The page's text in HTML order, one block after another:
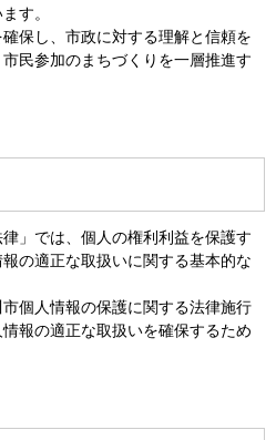
す。
保し、市政に対する理解と信頼を
民参加のまちづくりを一層推進す
律」では、個人の権利利益を保護す
の適正な取扱いに関する基本的な
個人情報の保護に関する法律施行
報の適正な取扱いを確保するため